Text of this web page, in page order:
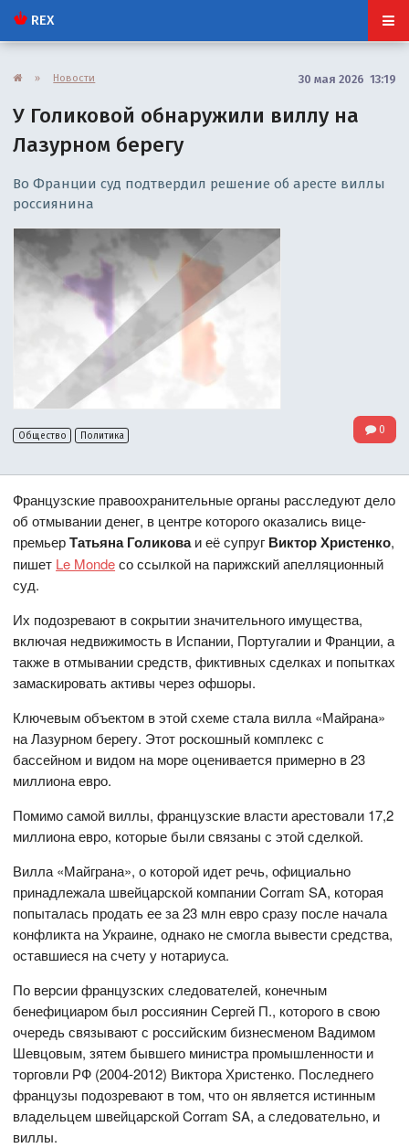
REX
» Новости 30 мая 2026 13:19
У Голиковой обнаружили виллу на
Лазурном берегу
Во Франции суд подтвердил решение об аресте виллы
россиянина
Общество Политика 0
Французские правоохранительные органы расследуют дело
об отмывании денег, в центре которого оказались вице-
премьерТатьяна Голиковаи её супруг Виктор Христенко,
пишет Le Mondeсо ссылкой на парижский апелляционный
суд.
Их подозревают в сокрытии значительного имущества,
включая недвижимость в Испании, Португалии и Франции, а
также в отмывании средств, фиктивных сделках и попытках
замаскировать активы через офшоры.
Ключевым объектом в этой схеме стала вилла «Майрана»
на Лазурном берегу. Этот роскошный комплекс с
бассейном и видом на море оценивается примерно в 23
миллиона евро.
Помимо самой виллы, французские власти арестовали 17,2
миллиона евро, которые были связаны с этой сделкой.
Вилла «Майграна», о которой идет речь, официально
принадлежала швейцарской компании Corram SA, которая
попыталась продать ее за 23 млн евро сразу после начала
конфликта на Украине, однако не смогла вывести средства,
оставшиеся на счету у нотариуса.
По версии французских следователей, конечным
бенефициаром был россиянин Сергей П., которого в свою
очередь связывают с российским бизнесменом Вадимом
Шевцовым, зятем бывшего министра промышленности и
торговли РФ (2004-2012) Виктора Христенко. Последнего
французы подозревают в том, что он является истинным
владельцем швейцарской Corram SA, а следовательно, и
виллы.